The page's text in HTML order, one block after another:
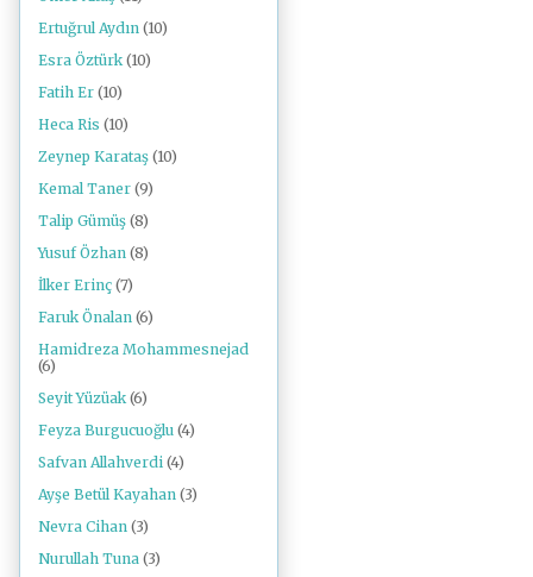
Ertuğrul Aydın (10)
Esra Öztürk (10)
Fatih Er (10)
Heca Ris (10)
Zeynep Karataş (10)
Kemal Taner (9)
Talip Gümüş (8)
Yusuf Özhan (8)
İlker Erinç (7)
Faruk Önalan (6)
Hamidreza Mohammesnejad
(6)
Seyit Yüzüak (6)
Feyza Burgucuoğlu (4)
Safvan Allahverdi (4)
Ayşe Betül Kayahan (3)
Nevra Cihan (3)
Nurullah Tuna (3)